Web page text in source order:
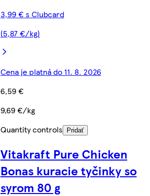
3,99 € s Clubcard
(5,87 €/kg)
Cena je platná do 11. 8. 2026
6,59 €
9,69 €/kg
Quantity controls
Pridať
Vitakraft Pure Chicken
Bonas kuracie tyčinky so
syrom 80 g